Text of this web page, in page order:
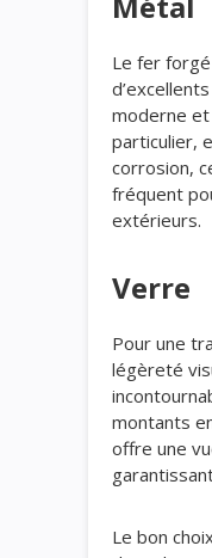
Le fer forgé
moderne et
particulier,
corrosion,
fréquent
extérieurs.
Verre
Pour une
légèreté
montants
offre une
Le bon